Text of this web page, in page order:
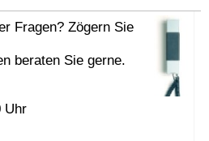
Fragen? Zögern Sie
beraten Sie gerne.
Uhr